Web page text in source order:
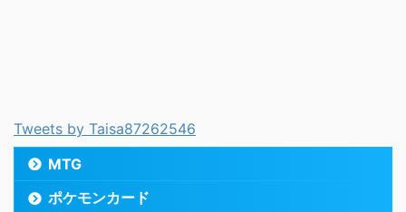
Tweets by Taisa87262546
MTG
ポケモンカード